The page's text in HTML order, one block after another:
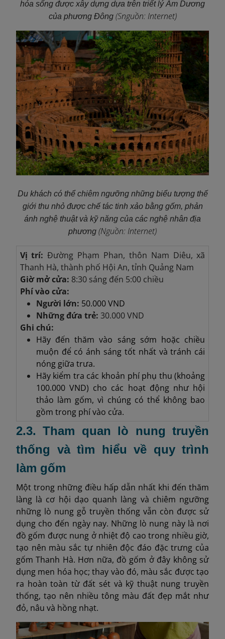
hóa sống được xây dựng dựa trên triết lý Âm Dương
của phương Đông (Snguồn: Internet)
Du khách có thể chiêm ngưỡng những biểu tượng thế
giới thu nhỏ được chế tác tinh xảo bằng gốm, phản
ánh nghệ thuật và kỹ năng của các nghệ nhân địa
phương (Nguồn: Internet)
Vị trí:Đường Phạm Phan, thôn Nam Diêu, xã
Thanh Hà, thành phố Hội An, tỉnh Quảng Nam
Giờ mở cửa: 8:30 sáng đến 5:00 chiều
Phí vào cửa:
Người lớn: 50.000 VND
Những đứa trẻ: 30.000 VND
Ghi chú:
Hãy đến thăm vào sáng sớm hoặc chiều
muộn để có ánh sáng tốt nhất và tránh cái
nóng giữa trưa.
Hãy kiểm tra các khoản phí phụ thu (khoảng
100.000 VND) cho các hoạt động như hội
thảo làm gốm, vì chúng có thể không bao
gồm trong phí vào cửa.
2.3. Tham quan lò nung truyền
thống và tìm hiểu về quy trình
làm gốm
Một trong những điều hấp dẫn nhất khi đến thăm
làng là cơ hội dạo quanh làng và chiêm ngưỡng
những lò nung gỗ truyền thống vẫn còn được sử
dụng cho đến ngày nay. Những lò nung này là nơi
đồ gốm được nung ở nhiệt độ cao trong nhiều giờ,
tạo nên màu sắc tự nhiên độc đáo đặc trưng của
gốm Thanh Hà. Hơn nữa, đồ gốm ở đây không sử
dụng men hóa học; thay vào đó, màu sắc được tạo
ra hoàn toàn từ đất sét và kỹ thuật nung truyền
thống, tạo nên nhiều tông màu đất đẹp mắt như
đỏ, nâu và hồng nhạt.